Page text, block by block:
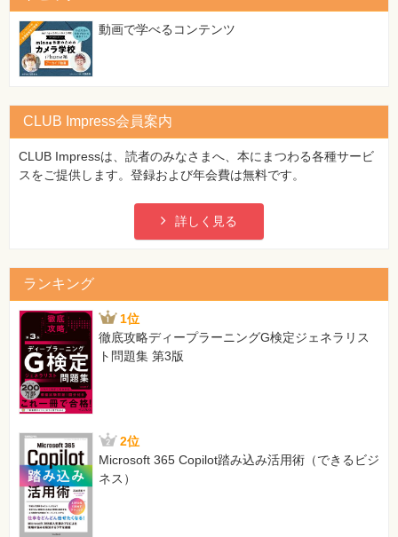
[正]
05 ＼begin{document}
06 ＼maketitle
07 % この行はコメントです。
09 ＼end{document}
※「＼」は半角
…醸造酒と蒸留酒は、それぞれ…
121ページ 図中の「2 さまざまな積分」の 2行目
[誤]
～x=a,x=b, y=c,y=dの4直線とxy平面～
[正]
～x=a,x=b, y=c,y=dの4平面とxy平面～
行目
[誤]
～$x=a,x=b, y=c,y=d$の4直線と$xy$平面～
[正]
～$x=a,x=b, y=c,y=d$の4平面と$xy$平面～
動画で学べるコンテンツ
CLUB Impress会員案内
CLUB Impressは、読者のみなさまへ、本にまつわる各種サービ
スをご提供します。登録および年会費は無料です。
詳しく見る
ランキング
1位
徹底攻略ディープラーニングG検定ジェネラリス
ト問題集 第3版
2位
Microsoft 365 Copilot踏み込み活用術（できるビジ
ネス）